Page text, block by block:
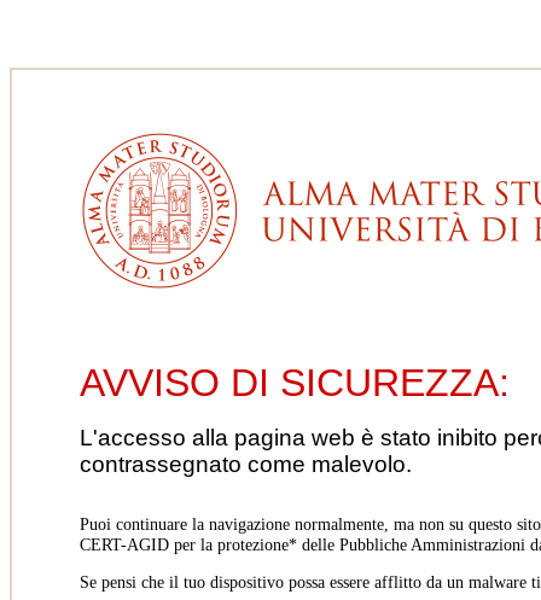
AVVISO DI SICUREZZA:
L'accesso alla pagina web è stato inibito
contrassegnato come malevolo.
Puoi continuare la navigazione normalmente, ma non su questo
CERT-AGID per la protezione* delle Pubbliche Amministrazioni
Se pensi che il tuo dispositivo possa essere afflitto da un